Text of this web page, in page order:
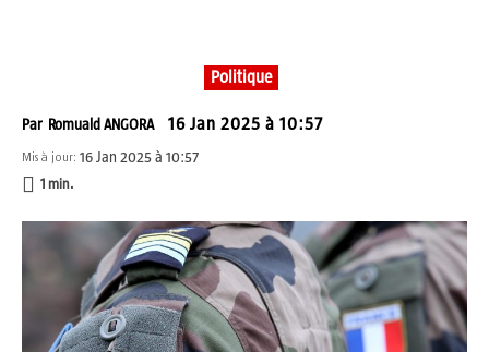
Politique
Par Romuald ANGORA 16 Jan 2025 à 10:57
Mis à jour: 16 Jan 2025 à 10:57
1 min.